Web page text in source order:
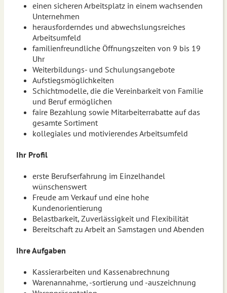
einen sicheren Arbeitsplatz in einem wachsenden
Unternehmen
herausforderndes und abwechslungsreiches
Arbeitsumfeld
familienfreundliche Öffnungszeiten von 9 bis 19
Uhr
Weiterbildungs- und Schulungsangebote
Aufstiegsmöglichkeiten
Schichtmodelle, die die Vereinbarkeit von Familie
und Beruf ermöglichen
faire Bezahlung sowie Mitarbeiterrabatte auf das
gesamte Sortiment
kollegiales und motivierendes Arbeitsumfeld
Ihr Profil
erste Berufserfahrung im Einzelhandel
wünschenswert
Freude am Verkauf und eine hohe
Kundenorientierung
Belastbarkeit, Zuverlässigkeit und Flexibilität
Bereitschaft zu Arbeit an Samstagen und Abenden
Ihre Aufgaben
Kassierarbeiten und Kassenabrechnung
Warenannahme, -sortierung und -auszeichnung